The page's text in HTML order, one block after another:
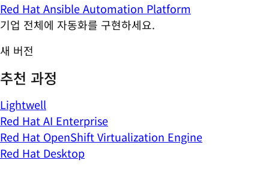
Red Hat Ansible Automation Platform
기업 전체에 자동화를 구현하세요.
새 버전
추천 과정
Lightwell
Red Hat AI Enterprise
Red Hat OpenShift Virtualization Engine
Red Hat Desktop